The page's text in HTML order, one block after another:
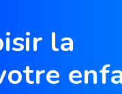
la